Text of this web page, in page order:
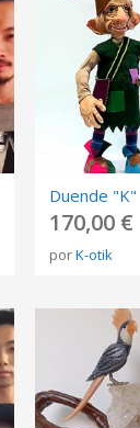
Duende "K"
170,00 €
porK-otik